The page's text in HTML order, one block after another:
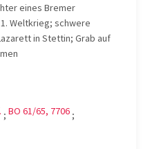
eines Bremer
Weltkrieg; schwere
in Stettin; Grab auf
; BO 61/65, 7706 ;